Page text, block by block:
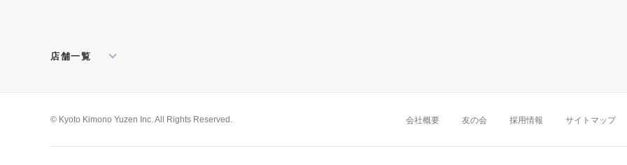
店舗一覧
松戸店
東京本館 新宿店
八王子店
近畿
大阪難波店
京
岡山店
広島店
© Kyoto Kimono Yuzen Inc. All Rights Reserved. 会社概要 友の会 採用情報 サイトマップ